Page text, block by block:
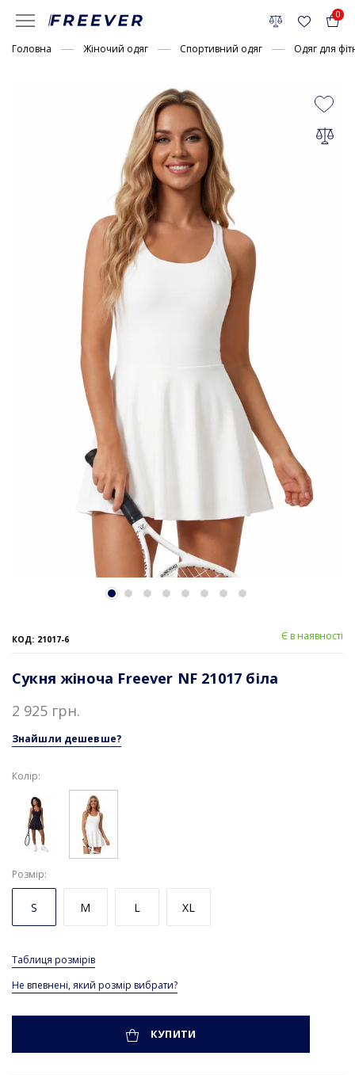
0
Головна Жіночий одяг Спортивний одяг Одяг для
КОД: 21017-6 Є в наявності
Сукня жіноча Freever NF 21017 біла
2 925 грн.
Знайшли дешевше?
Колір:
Розмір
S M L XL
Таблиця розмірів
Не впевнені, який розмір вибрати?
КУПИТИ